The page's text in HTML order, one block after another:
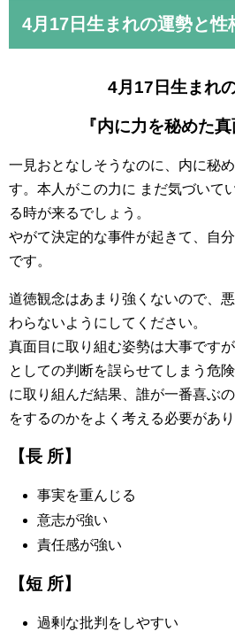
4月17日 生まれの運勢と性
4月17日生まれ
『内に力を秘めた真
一見おとなしそうなのに、内に秘
す。本人がこの力に まだ気づいて
る時が来るでしょう。
やがて決定的な事件が起きて、自
です。
道徳観念はあまり強くないので、
わらないようにしてください。
真面目に取り組む姿勢は大事です
としての判断を誤らせてしまう危
に取り組んだ結果、誰が一番喜ぶ
をするのかをよく考える必要があり
【長 所】
事実を重んじる
意志が強い
責任感が強い
【短 所】
過剰な批判をしやすい